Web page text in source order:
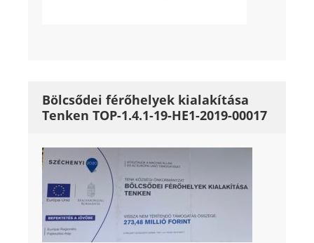
Bölcsődei férőhelyek kialakítása
Tenken TOP-1.4.1-19-HE1-2019-00017